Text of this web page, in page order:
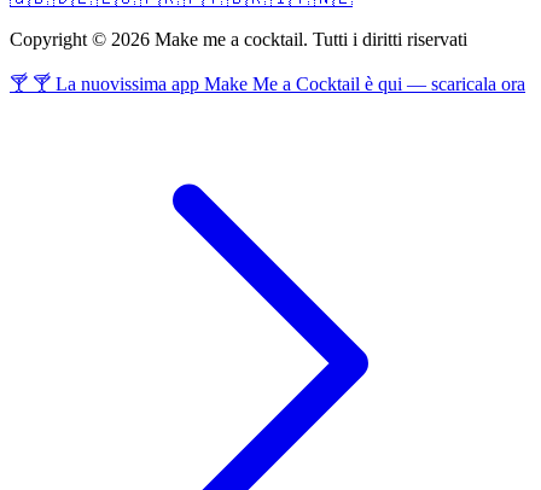
Copyright © 2026 Make me a cocktail. Tutti i diritti riservati
🍸 🍸 La nuovissima app Make Me a Cocktail è qui — scaricala ora